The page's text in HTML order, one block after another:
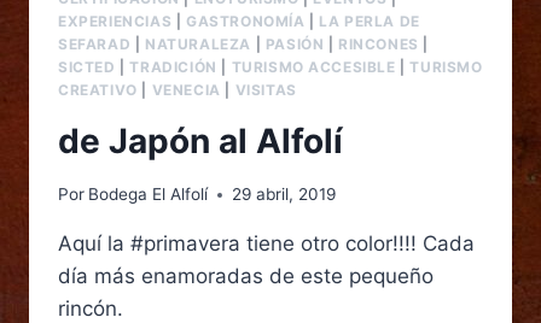
EXPERIENCIAS
GASTRONOMÍA
LA PERLA DE
SEFARAD
NATURALEZA PASIÓN RINCONES
SICTED
|TRADICIÓN TURISMO ACCESIBLE |TURISMO
CREATIVO
VENECIA VISITAS
de Japón al Alfolí
Por Bodega El Alfolí 29 abril, 2019
Aquí la #primavera tiene otro color!!!! Cada
día más enamoradas de este pequeño
rincón.